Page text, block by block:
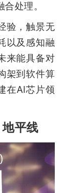
处理。
验，触景无
以及感知融
来能具备对
架到软件算
在AI芯片领
平线